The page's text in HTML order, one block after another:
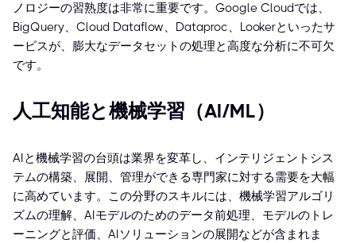
ノロジーの習熟度は非常に重要です。Google Cloudでは、
BigQuery、Cloud Dataflow、Dataproc、Lookerといったサ
ービスが、膨大なデータセットの処理と高度な分析に不可欠
です。
人工知能と機械学習（AI/ML）
AIと機械学習の台頭は業界を変革し、インテリジェントシス
テムの構築、展開、管理ができる専門家に対する需要を大幅
に高めています。この分野のスキルには、機械学習アルゴリ
ズムの理解、AIモデルのためのデータ前処理、モデルのトレ
ーニングと評価、AIソリューションの展開などが含まれま